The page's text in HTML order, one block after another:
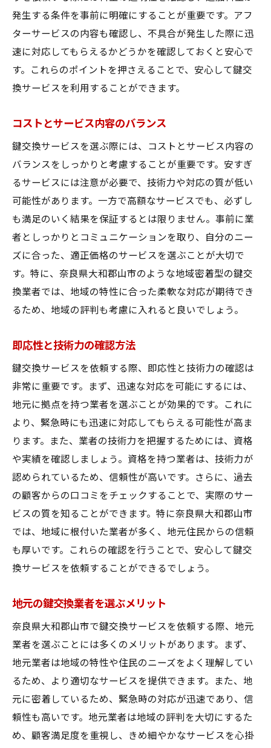
発生する条件を事前に明確にすることが重要です。アフ
ターサービスの内容も確認し、不具合が発生した際に迅
速に対応してもらえるかどうかを確認しておくと安心で
す。これらのポイントを押さえることで、安心して鍵交
換サービスを利用することができます。
コストとサービス内容のバランス
鍵交換サービスを選ぶ際には、コストとサービス内容の
バランスをしっかりと考慮することが重要です。安すぎ
るサービスには注意が必要で、技術力や対応の質が低い
可能性があります。一方で高額なサービスでも、必ずし
も満足のいく結果を保証するとは限りません。事前に業
者としっかりとコミュニケーションを取り、自分のニー
ズに合った、適正価格のサービスを選ぶことが大切で
す。特に、奈良県大和郡山市のような地域密着型の鍵交
換業者では、地域の特性に合った柔軟な対応が期待でき
るため、地域の評判も考慮に入れると良いでしょう。
即応性と技術力の確認方法
鍵交換サービスを依頼する際、即応性と技術力の確認は
非常に重要です。まず、迅速な対応を可能にするには、
地元に拠点を持つ業者を選ぶことが効果的です。これに
より、緊急時にも迅速に対応してもらえる可能性が高ま
ります。また、業者の技術力を把握するためには、資格
や実績を確認しましょう。資格を持つ業者は、技術力が
認められているため、信頼性が高いです。さらに、過去
の顧客からの口コミをチェックすることで、実際のサー
ビスの質を知ることができます。特に奈良県大和郡山市
では、地域に根付いた業者が多く、地元住民からの信頼
も厚いです。これらの確認を行うことで、安心して鍵交
換サービスを依頼することができるでしょう。
地元の鍵交換業者を選ぶメリット
奈良県大和郡山市で鍵交換サービスを依頼する際、地元
業者を選ぶことには多くのメリットがあります。まず、
地元業者は地域の特性や住民のニーズをよく理解してい
るため、より適切なサービスを提供できます。また、地
元に密着しているため、緊急時の対応が迅速であり、信
頼性も高いです。地元業者は地域の評判を大切にするた
め、顧客満足度を重視し、きめ細やかなサービスを心掛